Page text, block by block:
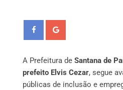
A Prefeitura de Santana de
prefeito Elvis Cezar, segue
públicas de inclusão e